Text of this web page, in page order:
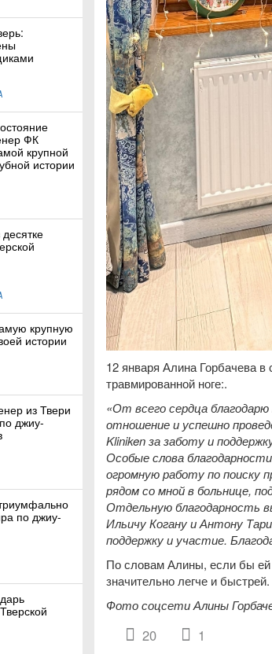
ФК
крупной
истории
крупную
истории
из Твери
джиу-
по джиу-
12 января Алина Горбачева в
травмированной ноге:.
«От всего сердца
отношение и успешно
Kliniken за заботу и
Особые слова
огромную работу по поиску
рядом со мной в больнице,
Отдельную благодарность
Ильичу Когану и Антону
поддержку и участие.
По словам Алины, если бы ей
значительно легче и быстрей.
Фото соцсети Алины
20 1